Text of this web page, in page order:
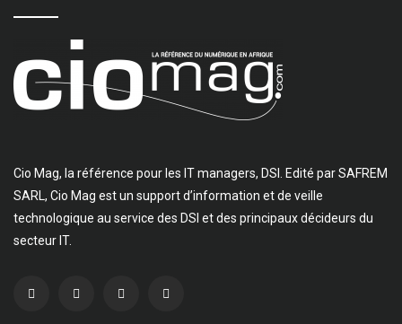
Cio Mag, la référence pour les IT managers, DSI. Edité par SAFREM
SARL, Cio Mag est un support d’information et de veille
technologique au service des DSI et des principaux décideurs du
secteur IT.